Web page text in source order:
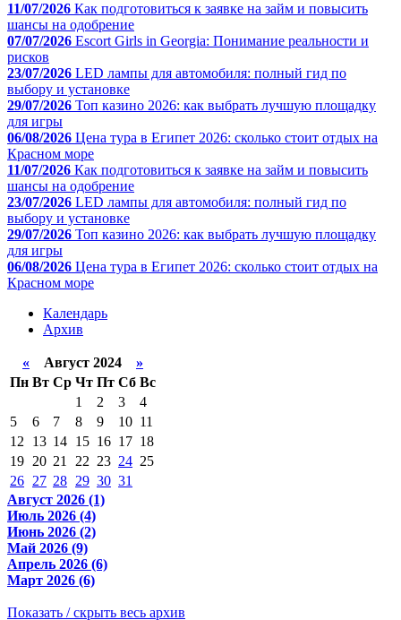
11/07/2026 Как подготовиться к заявке на займ и повысить
шансы на одобрение
07/07/2026 Escort Girls in Georgia: Понимание реальности и
рисков
23/07/2026 LED лампы для автомобиля: полный гид по
выбору и установке
29/07/2026 Топ казино 2026: как выбрать лучшую площадку
для игры
06/08/2026 Цена тура в Египет 2026: сколько стоит отдых на
Красном море
11/07/2026 Как подготовиться к заявке на займ и повысить
шансы на одобрение
23/07/2026 LED лампы для автомобиля: полный гид по
выбору и установке
29/07/2026 Топ казино 2026: как выбрать лучшую площадку
для игры
06/08/2026 Цена тура в Египет 2026: сколько стоит отдых на
Красном море
Календарь
Архив
« Август 2024 »
Пн Вт Ср Чт Пт Сб Вс
1
2 3
4
5
6 7 8 9 10 11
12
13 14 15 16 17 18
19 20 21 22 23 24 25
26 27 28 29 30 31
Август 2026 (1)
Июль 2026 (4)
Июнь 2026 (2)
Май 2026 (9)
Апрель 2026 (6)
Март 2026 (6)
Показать / скрыть весь архив